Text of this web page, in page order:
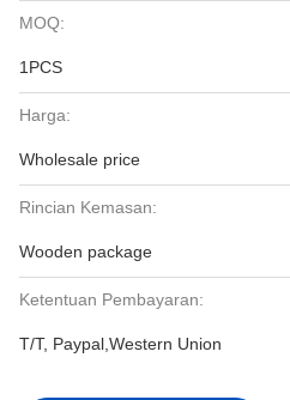
MOQ:
1PCS
Harga:
Wholesale price
Rincian Kemasan:
Wooden package
Ketentuan Pembayaran:
T/T, Paypal,Western Union